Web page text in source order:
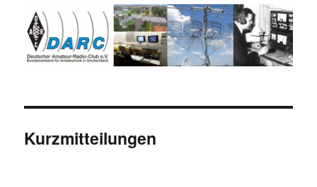
Kurzmitteilungen